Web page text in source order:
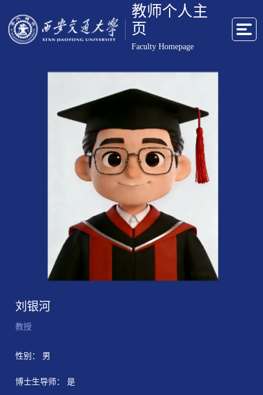
教师个人主
页
Faculty Homepage
刘银河
教授
性别： 男
博士生导师： 是